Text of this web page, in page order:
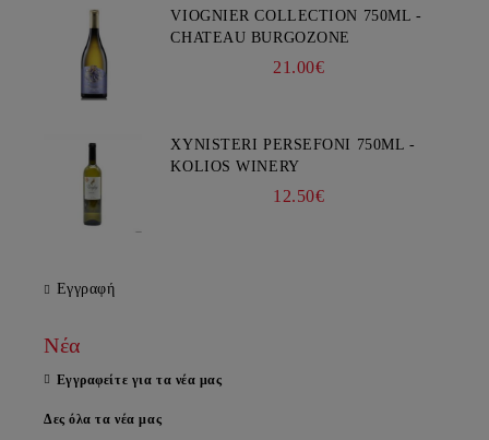
VIOGNIER COLLECTION 750ML -
CHATEAU BURGOZONE
21.00€
XYNISTERI PERSEFONI 750ML -
KOLIOS WINERY
12.50€
Εγγραφή
Νέα
Εγγραφείτε για τα νέα μας
Δες όλα τα νέα μας